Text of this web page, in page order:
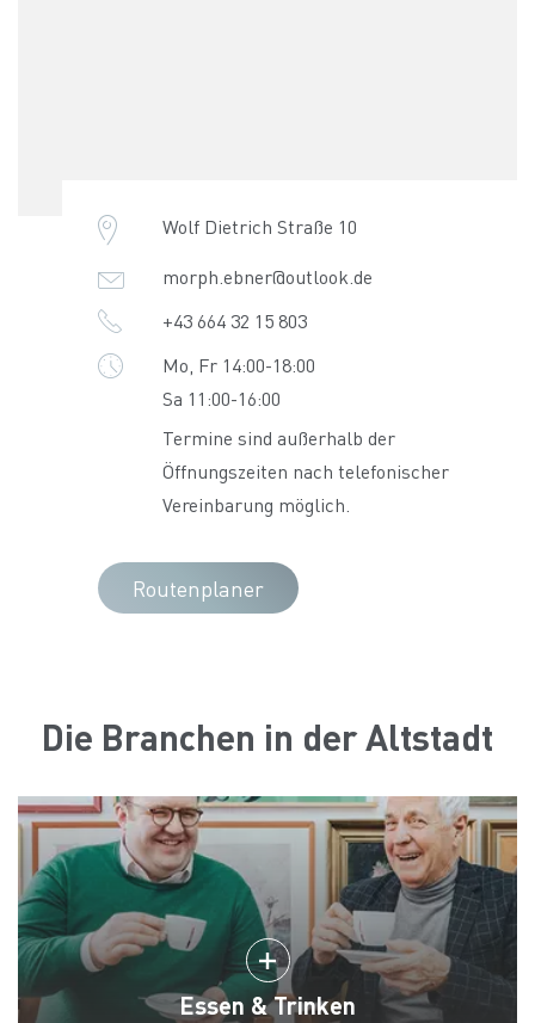
Wolf Dietrich Straße 10
morph.ebner@outlook.de
+43 664 32 15 803
Mo, Fr 14:00-18:00
Sa 11:00-16:00
Termine sind außerhalb der
Öffnungszeiten nach telefonischer
Vereinbarung möglich.
Routenplaner
Die Branchen in der Altstadt
Essen & Trinken